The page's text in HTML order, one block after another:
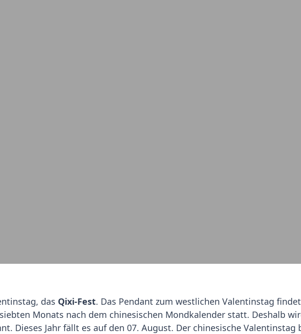
das Qixi-Fest. Das Pendant zum westlichen Valentinstag
Monats nach dem chinesischen Mondkalender statt. Deshalb
Dieses Jahr fällt es auf den 07. August. Der chinesische Valentinstag